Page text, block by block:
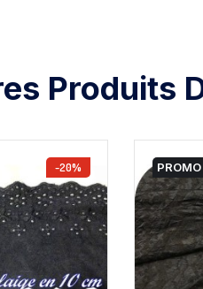
Produits
-20% PROMO